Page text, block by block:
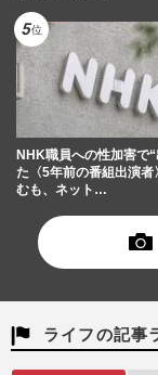
NHK職員への性加害で
た〈5年前の番組出演者
むも、ネット…
ライフの記事